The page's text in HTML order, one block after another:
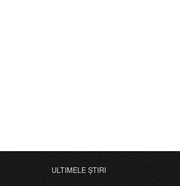
ULTIMELE ȘTIRI